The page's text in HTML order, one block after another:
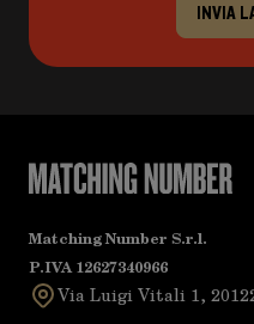
INVIA
Matching Number S.r.l.
P.IVA 12627340966
Via Luigi Vitali 1,